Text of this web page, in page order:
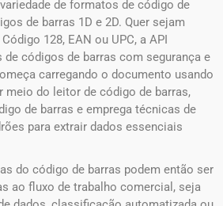
de formatos de código de
de barras 1D e 2D. Quer sejam
128, EAN ou UPC, a API
de códigos de barras com segurança e
carregando o documento usando
meio do leitor de código de barras,
de barras e emprega técnicas de
para extrair dados essenciais
do código de barras podem então ser
ao fluxo de trabalho comercial, seja